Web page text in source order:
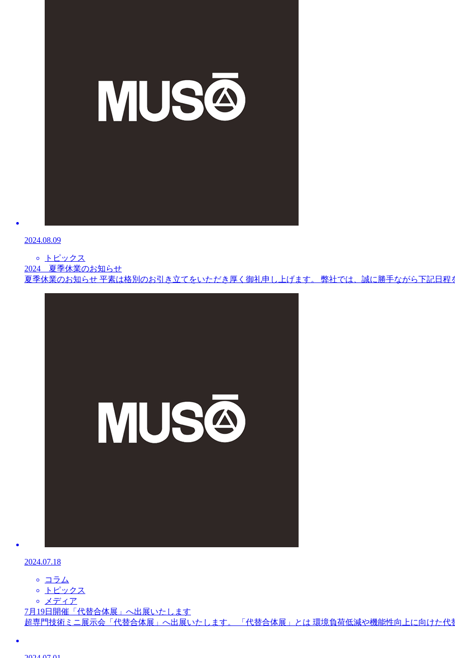
2024.08.09
トピックス
2024 夏季休業のお知らせ
夏季休業のお知らせ 平素は格別のお引き立てをいただき厚く御礼申し上げます。 弊社では、誠に勝手ながら下記日程
2024.07.18
コラム
トピックス
メディア
7月19日開催「代替合体展」へ出展いたします
超専門技術ミニ展示会「代替合体展」へ出展いたします。 「代替合体展」とは 環境負荷低減や機能性向上に向けた代